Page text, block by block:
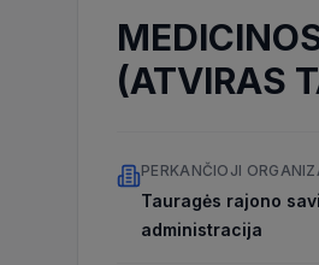
(ATVIRAS
PERKANČIOJI
Tauragės rajono
administracija